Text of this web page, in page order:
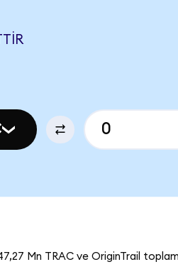
Mn TRAC ve OriginTrail